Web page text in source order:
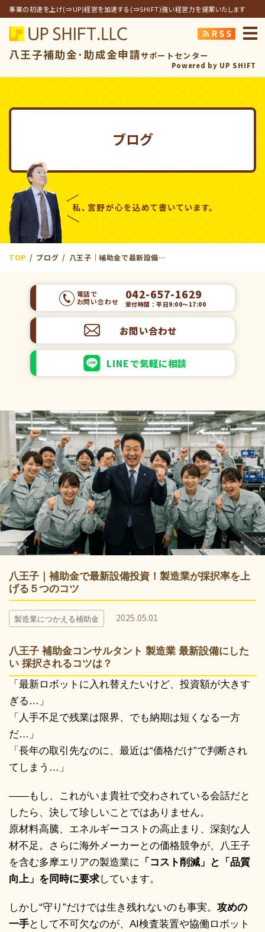
事業の初速を上げ(⇒UP)経営を加速する(⇒SHIFT)強い経営力を提案いたします
アップシフト合
八王子補助金･助成金申請サポートセンター
Powered by UP SHIFT
ブログ
TOP ブログ 八王子｜補助金で最新設備投資！製造業が採択率を上げる５つのコツ
電話で
お問い合わせ
042-657-1629
受付時間：平日9:00～17:00
お問い合わせ
LINEで気軽に相談
八王子｜補助金で最新設備投資！製造業が採択率を上
げる５つのコツ
製造業につかえる補助金 2025.05.01
八王子 補助金コンサルタント 製造業 最新設備にした
い 採択されるコツは？
「最新ロボットに入れ替えたいけど、投資額が大きす
ぎる…」
「人手不足で残業は限界、でも納期は短くなる一方
だ…」
「長年の取引先なのに、最近は“価格だけ”で判断され
てしまう…」
――もし、これがいま貴社で交わされている会話だと
したら、決して珍しいことではありません。
原材料高騰、エネルギーコストの高止まり、深刻な人
材不足。さらに海外メーカーとの価格競争が、八王子
を含む多摩エリアの製造業に
「コスト削減」と「品質
向上」を同時に要求しています。
しかし“守り”だけでは生き残れないのも事実。 攻めの
一手として不可欠なのが、AI検査装置や協働ロボット